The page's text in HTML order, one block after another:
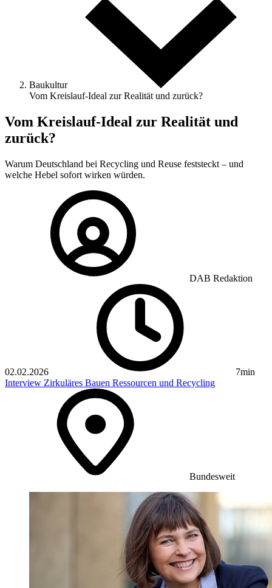
Baukultur
Vom Kreislauf-Ideal zur Realität und zurück?
Vom Kreislauf-Ideal zur Realität und
zurück?
Warum Deutschland bei Recycling und Reuse feststeckt – und
welche Hebel sofort wirken würden.
DAB Redaktion
02.02.2026
7min
Interview Zirkuläres Bauen Ressourcen und Recycling
Bundesweit